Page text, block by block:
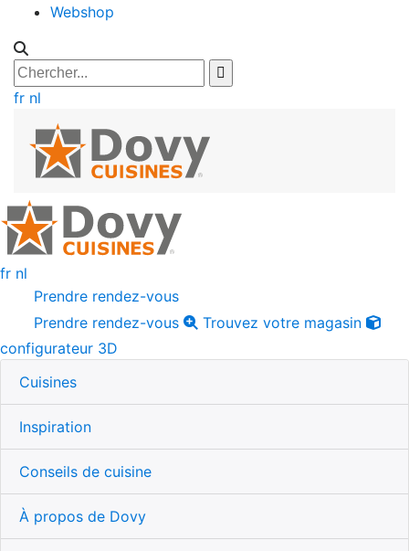
Webshop
fr nl
fr nl
Prendre rendez-vous
Prendre rendez-vous
Trouvez votre magasin
configurateur 3D
Cuisines
Inspiration
Conseils de cuisine
À propos de Dovy